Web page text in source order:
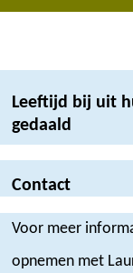
Leeftijd bij uit
gedaald
Contact
Voor meer
opnemen met